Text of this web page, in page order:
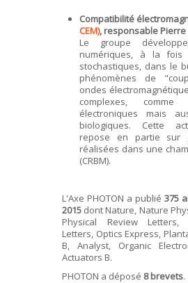
Compatibilité
CEM), responsable
Le groupe
numériques, à la fois
stochastiques, dans le
phénomènes de
ondes
complexes,
électroniques mais
biologiques. Cette
repose en partie sur
réalisées dans une
(CRBM).
L'Axe PHOTON a publié 375
2015 dont Nature, Nature
Physical Review Letters,
Letters, Optics Express,
B, Analyst, Organic
Actuators B.
PHOTON a déposé 8 brevets.